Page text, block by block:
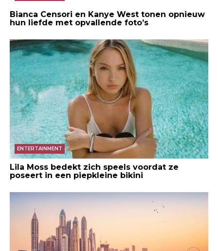
Bianca Censori en Kanye West tonen opnieuw
hun liefde met opvallende foto’s
ENTERTAINMENT
Lila Moss bedekt zich speels voordat ze
poseert in een piepkleine bikini